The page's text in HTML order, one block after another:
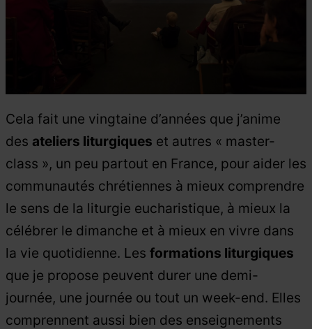
Cela fait une vingtaine d’années que j’anime
des ateliers liturgiques et autres « master-
class », un peu partout en France, pour aider les
communautés chrétiennes à mieux comprendre
le sens de la liturgie eucharistique, à mieux la
célébrer le dimanche et à mieux en vivre dans
la vie quotidienne. Les formations liturgiques
que je propose peuvent durer une demi-
journée, une journée ou tout un week-end. Elles
comprennent aussi bien des enseignements